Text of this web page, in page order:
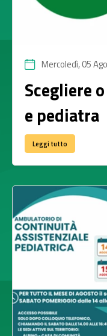
Mercoledì, 05
Scegliere
e pediatra
Leggi tutto